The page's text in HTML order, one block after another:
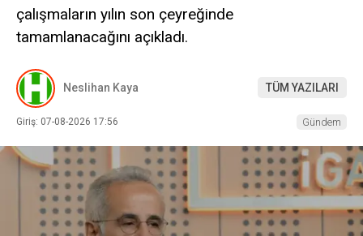
çalışmaların yılın son çeyreğinde
tamamlanacağını açıkladı.
Neslihan Kaya TÜM YAZILARI
Giriş: 07-08-2026 17:56 Gündem